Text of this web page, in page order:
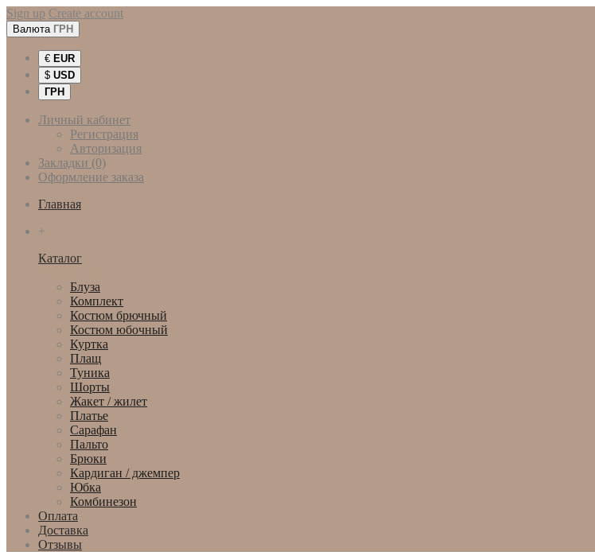
Sign up Create account
Валюта ГРН
€ EUR
$ USD
ГРН
Личный кабинет
Регистрация
Авторизация
Закладки (0)
Оформление заказа
Главная
+
Каталог
Блуза
Комплект
Костюм брючный
Костюм юбочный
Куртка
Плащ
Туника
Шорты
Жакет / жилет
Платье
Сарафан
Пальто
Брюки
Кардиган / джемпер
Юбка
Комбинезон
Оплата
Доставка
Отзывы